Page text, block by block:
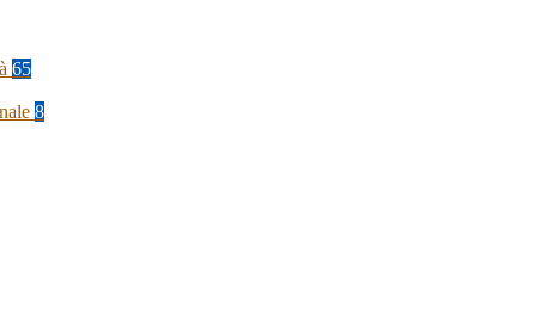
65
8